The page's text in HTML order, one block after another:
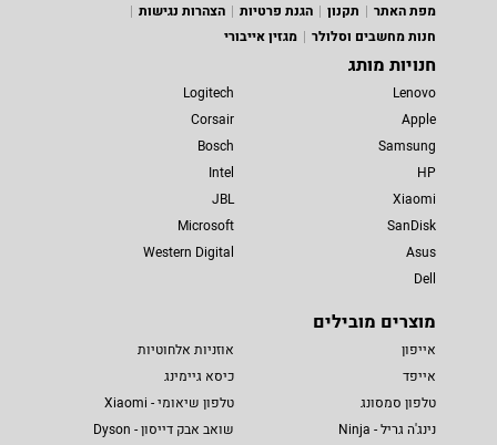
מפת האתר
תקנון הגנת פרטיות
הצהרות נגישות
חנות מחשבים וסלולר
מגזין אייבורי
חנויות מותג
Lenovo
Apple
Samsung
HP
Xiaomi
SanDisk
Asus
Dell
Logitech
Corsair
Bosch
Intel
JBL
Microsoft
Western Digital
מוצרים מובילים
אייפון
אייפד
טלפון סמסונג
נינג'ה גריל - Ninja
אוזניות אלחוטיות
כיסא גיימינג
טלפון שיאומי - Xiaomi
שואב אבק דייסון - Dyson